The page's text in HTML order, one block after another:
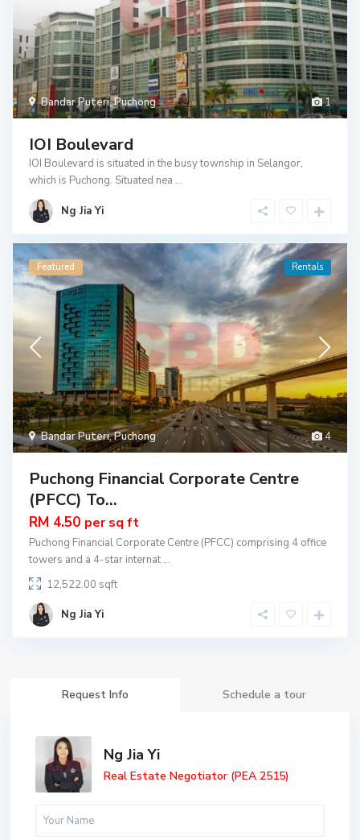
1
Bandar Puteri,Puchong
IOI Boulevard
IOI Boulevard is situated in the busy township in Selangor,
which is Puchong. Situated nea ...
Ng Jia Yi
4
Bandar Puteri,Puchong
Featured Rentals
Puchong Financial Corporate Centre
(PFCC) To...
RM 4.50 per sq ft
Puchong Financial Corporate Centre (PFCC) comprising 4 office
towers and a 4-star internat ...
12,522.00
Ng Jia Yi
Request Info Schedule a tour
Ng Jia Yi
Real Estate Negotiator (PEA 2515)